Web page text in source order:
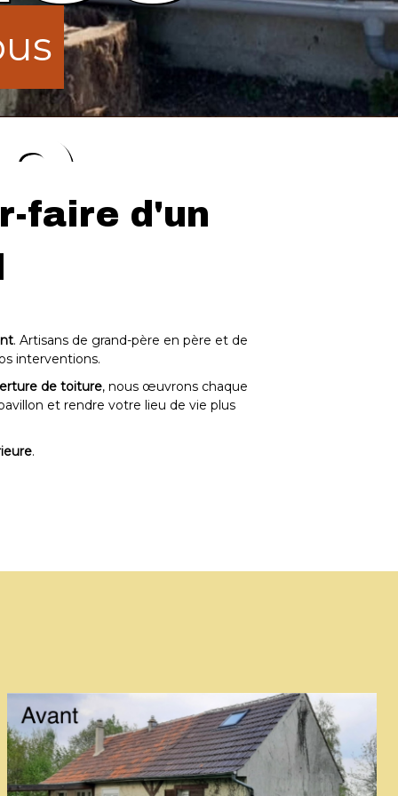
la
la
faire d'un
. Artisans de grand-père en père et de
interventions.
de toiture, nous œuvrons chaque
et rendre votre lieu de vie plus
.